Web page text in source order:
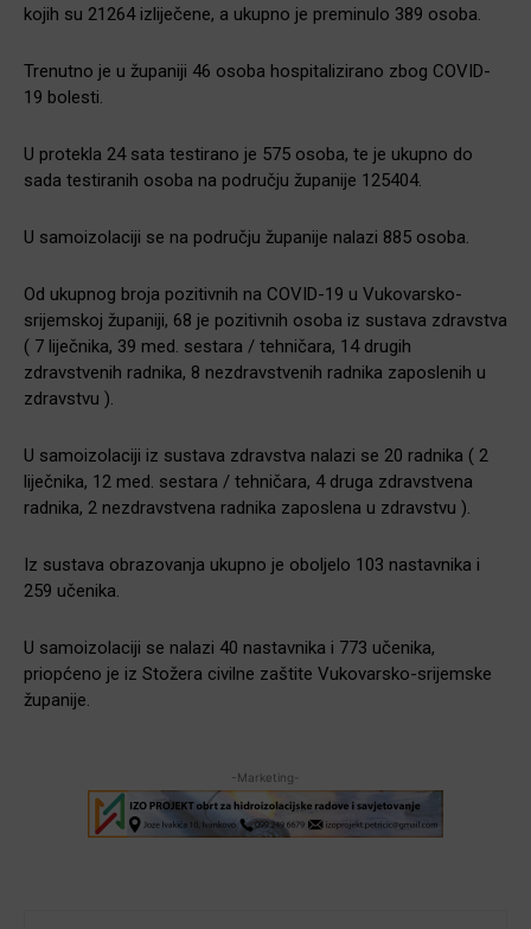
kojih su 21264 izliječene, a ukupno je preminulo 389 osoba.
Trenutno je u županiji 46 osoba hospitalizirano zbog COVID-
19 bolesti.
U protekla 24 sata testirano je 575 osoba, te je ukupno do
sada testiranih osoba na području županije 125404.
U samoizolaciji se na području županije nalazi 885 osoba.
Od ukupnog broja pozitivnih na COVID-19 u Vukovarsko-
srijemskoj županiji, 68 je pozitivnih osoba iz sustava zdravstva
( 7 liječnika, 39 med. sestara / tehničara, 14 drugih
zdravstvenih radnika, 8 nezdravstvenih radnika zaposlenih u
zdravstvu ).
U samoizolaciji iz sustava zdravstva nalazi se 20 radnika ( 2
liječnika, 12 med. sestara / tehničara, 4 druga zdravstvena
radnika, 2 nezdravstvena radnika zaposlena u zdravstvu ).
Iz sustava obrazovanja ukupno je oboljelo 103 nastavnika i
259 učenika.
U samoizolaciji se nalazi 40 nastavnika i 773 učenika,
priopćeno je iz Stožera civilne zaštite Vukovarsko-srijemske
županije.
-Marketing-